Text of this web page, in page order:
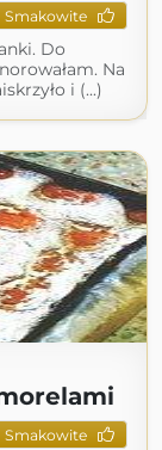
Smakowite
Do
Na
i (...)
Smakowite